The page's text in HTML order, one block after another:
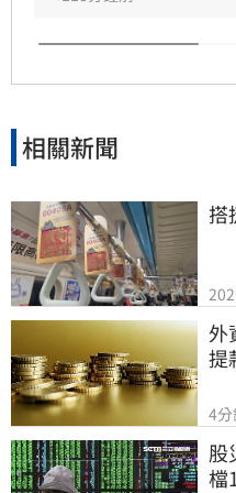
傳聞，雙方至今皆未
童
相關新聞
搭
外
提
4分
股
檔